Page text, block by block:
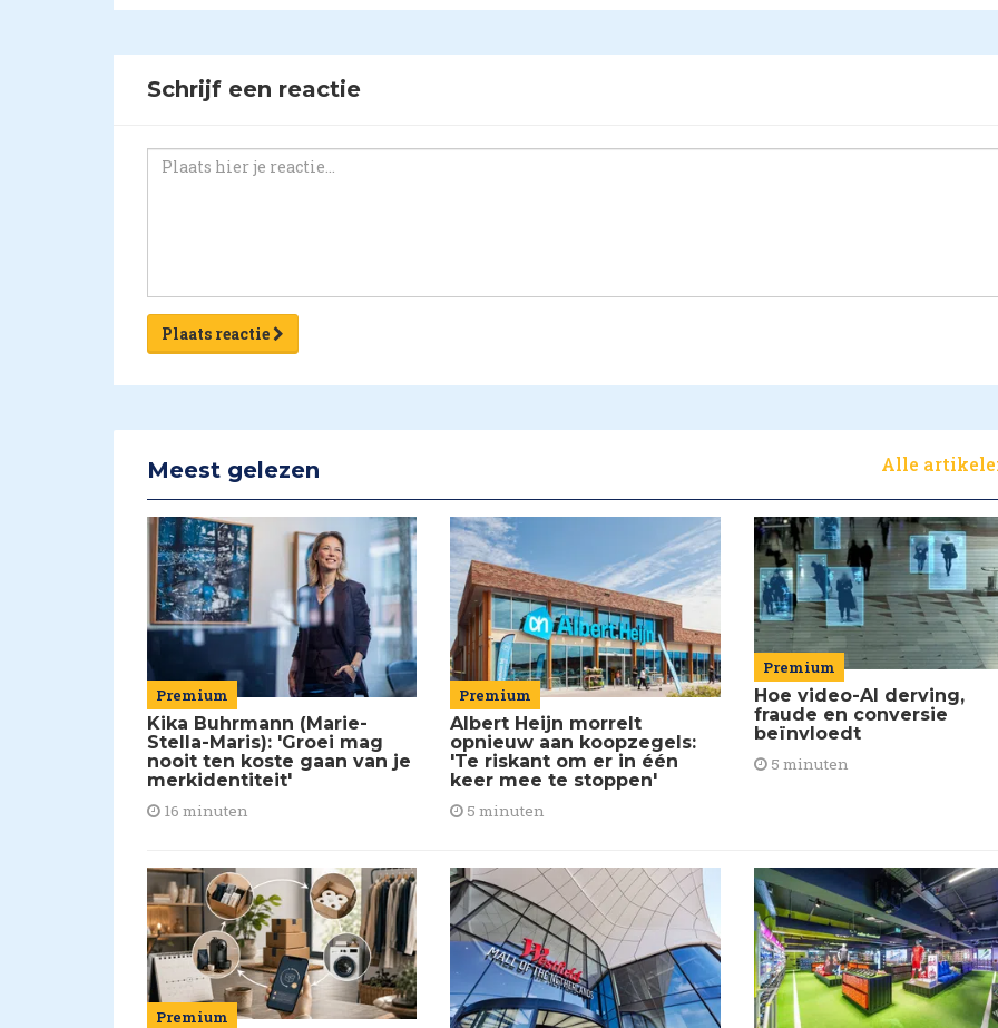
Schrijf een reactie
Plaats reactie
Meest gelezen Alle
Premium
Kika Buhrmann (Marie-
Stella-Maris): 'Groei mag
nooit ten koste gaan van je
merkidentiteit'
16 minuten
Premium
Albert Heijn morrelt
opnieuw aan koopzegels:
'Te riskant om er in één
keer mee te stoppen'
5 minuten
Premium
Hoe video-AI derving,
fraude en conversie
beïnvloedt
5 minuten
Premium